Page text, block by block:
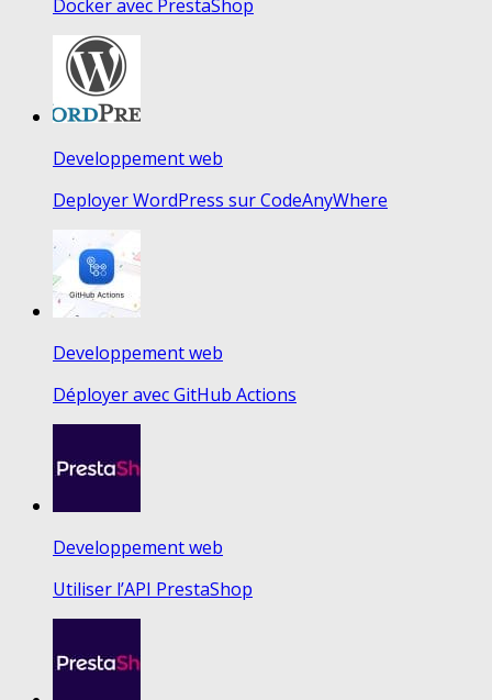
Docker avec PrestaShop
Developpement web
Deployer WordPress sur CodeAnyWhere
Developpement web
Déployer avec GitHub Actions
Developpement web
Utiliser l’API PrestaShop